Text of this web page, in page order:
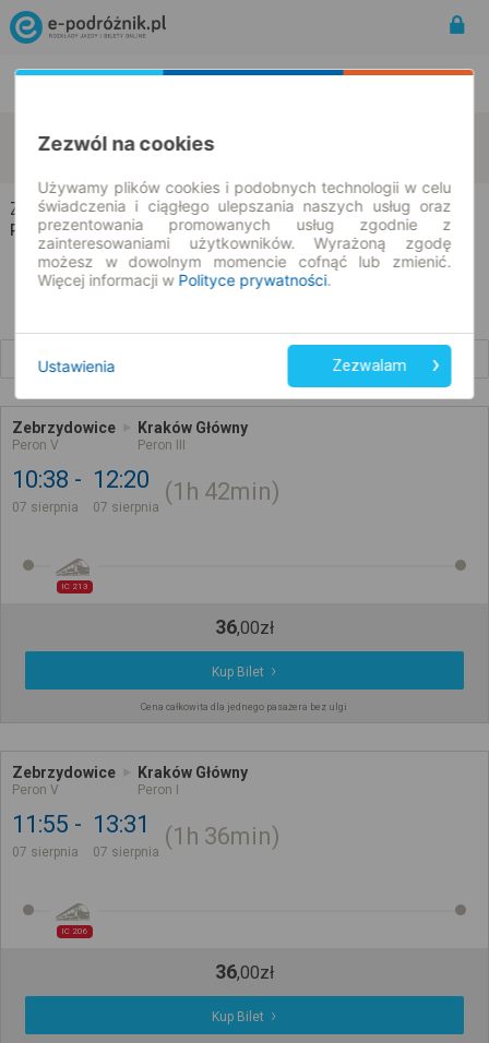
Zebrzydowice
Kraków
Zebrzydowice → Kraków
Rozkład jazdy i bilety
Zebrzydowice
Peron V
Kraków Główny
Peron III
10:38
07 sierpnia
12:20
07 sierpnia
1h 42min
IC 213
36,00zł
Kup Bilet
Cena całkowita dla jednego pasażera bez ulgi
Zebrzydowice
Peron V
Kraków Główny
Peron I
11:55
07 sierpnia
13:31
07 sierpnia
1h 36min
IC 206
36,00zł
Kup Bilet
Zezwól na cookies
Używamy plików cookies i podobnych technologii w celu
świadczenia i ciągłego ulepszania naszych usług oraz
prezentowania promowanych usług zgodnie z
zainteresowaniami użytkowników. Wyrażoną zgodę
możesz w dowolnym momencie cofnąć lub zmienić.
Więcej informacji w Polityce prywatności.
Ustawienia Zezwalam